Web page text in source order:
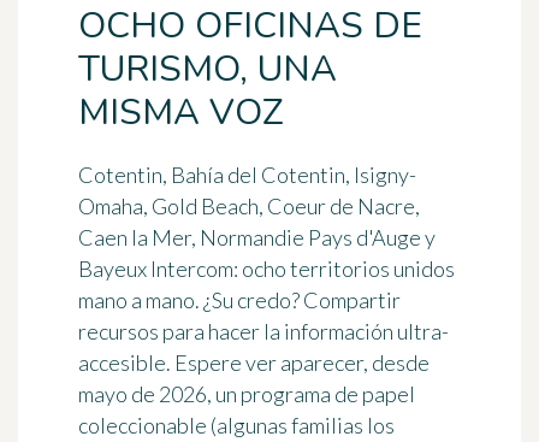
OCHO OFICINAS DE
TURISMO, UNA
MISMA VOZ
Cotentin, Bahía del Cotentin, Isigny-
Omaha, Gold Beach, Coeur de Nacre,
Caen la Mer, Normandie Pays d'Auge y
Bayeux Intercom: ocho territorios unidos
mano a mano. ¿Su credo? Compartir
recursos para hacer la información ultra-
accesible. Espere ver aparecer, desde
mayo de 2026, un programa de papel
coleccionable (algunas familias los